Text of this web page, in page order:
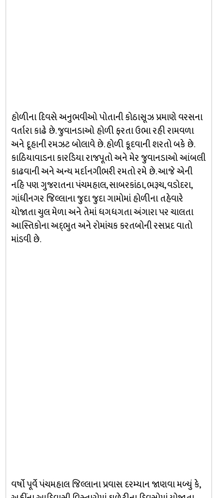
હોળીના દિવસે અનુભવીઓ પોતાની કોઠાસૂઝ પ્રમાણે વરસના
વર્તારા કાઢે છે. જુવાનડાઓ હોળી ફરતા ઉભા રહી રામવળા
અને દૂહાની રમઝટ બોલાવે છે. હોળી કૂદવાની શરતો બકે છે.
કાઠિયાવાડના કારડિયા રાજપૂતો અને મેર જુવાનડાઓ આંબલી
કાઢવાની અને અન્ય મર્દાનગીભરી રમતો રમે છે. આજે એની
નહિ પણ ગુજરાતના પંચમહાલ, સાબરકાંઠા, ભરૂચ, વડોદરા,
ગાંધીનગર જિલ્લાના જુદા જુદા ગામોમાં હોળીના તહેવારે
યોજાતા ચુલ મેળા અને તેમાં ધગધગતા અંગારા પર ચાલતા
આસ્તિકોના અદ્‌ભુત અને રોમાંચક કરતબોની રસપ્રદ વાતો
માંડવી છે.
વર્ષો પૂર્વે પંચમહાલ જિલ્લાના પ્રવાસ દરમ્યાન જાણવા મળ્યું કે,